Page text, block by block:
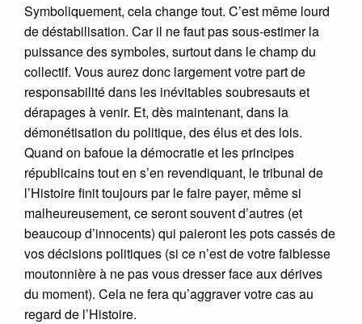
Symboliquement, cela change tout. C’est même lourd
de déstabilisation. Car il ne faut pas sous-estimer la
puissance des symboles, surtout dans le champ du
collectif. Vous aurez donc largement votre part de
responsabilité dans les inévitables soubresauts et
dérapages à venir. Et, dès maintenant, dans la
démonétisation du politique, des élus et des lois.
Quand on bafoue la démocratie et les principes
républicains tout en s’en revendiquant, le tribunal de
l’Histoire finit toujours par le faire payer, même si
malheureusement, ce seront souvent d’autres (et
beaucoup d’innocents) qui paieront les pots cassés de
vos décisions politiques (si ce n’est de votre faiblesse
moutonnière à ne pas vous dresser face aux dérives
du moment). Cela ne fera qu’aggraver votre cas au
regard de l’Histoire.